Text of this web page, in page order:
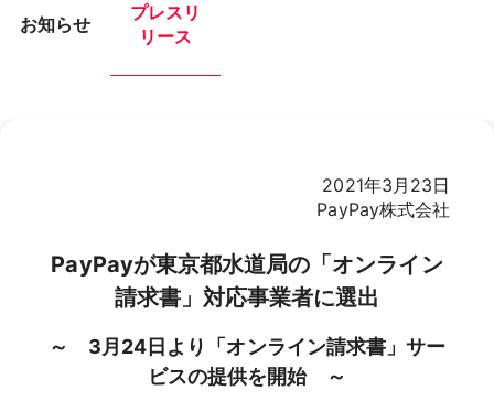
お知らせ
プレスリ
リース
2021年3月23日
PayPay株式会社
PayPayが東京都水道局の「オンライン
請求書」対応事業者に選出
～ 3月24日より「オンライン請求書」サー
ビスの提供を開始 ～